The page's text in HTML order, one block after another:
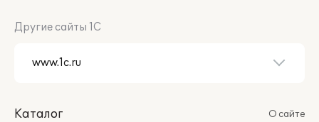
Другие сайты 1С
Каталог
О сайте